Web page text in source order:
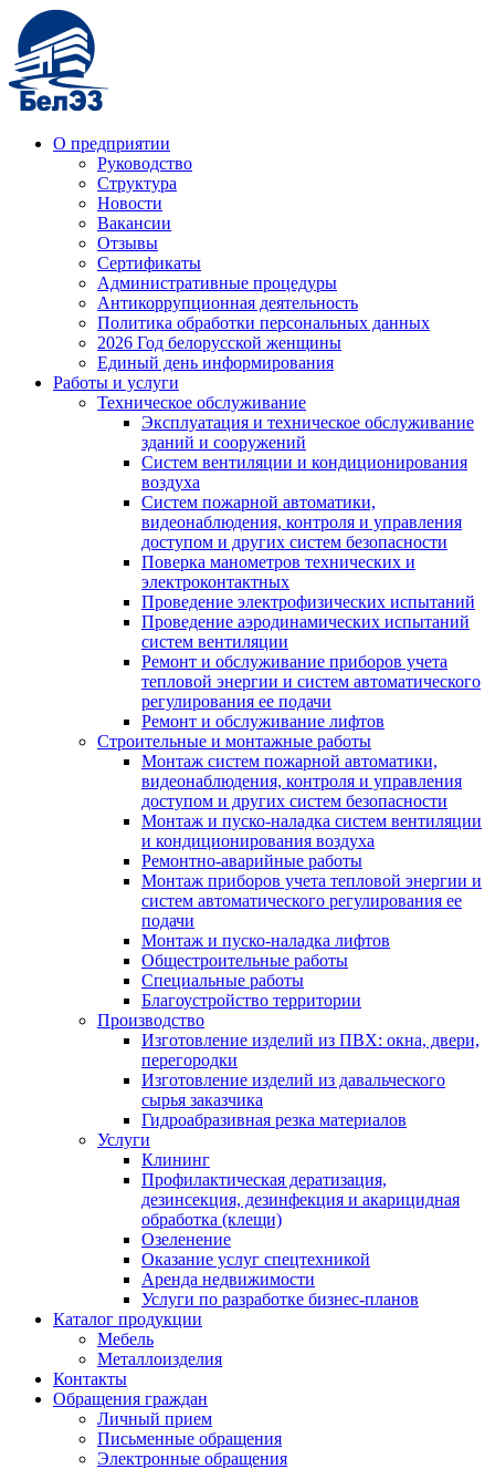
О предприятии
Руководство
Структура
Новости
Вакансии
Отзывы
Сертификаты
Административные процедуры
Антикоррупционная деятельность
Политика обработки персональных данных
2026 Год белорусской женщины
Единый день информирования
Работы и услуги
Техническое обслуживание
Эксплуатация и техническое обслуживание
зданий и сооружений
Систем вентиляции и кондиционирования
воздуха
Систем пожарной автоматики,
видеонаблюдения, контроля и управления
доступом и других систем безопасности
Поверка манометров технических и
электроконтактных
Проведение электрофизических испытаний
Проведение аэродинамических испытаний
систем вентиляции
Ремонт и обслуживание приборов учета
тепловой энергии и систем автоматического
регулирования ее подачи
Ремонт и обслуживание лифтов
Строительные и монтажные работы
Монтаж систем пожарной автоматики,
видеонаблюдения, контроля и управления
доступом и других систем безопасности
Монтаж и пуско-наладка систем вентиляции
и кондиционирования воздуха
Ремонтно-аварийные работы
Монтаж приборов учета тепловой энергии и
систем автоматического регулирования ее
подачи
Монтаж и пуско-наладка лифтов
Общестроительные работы
Специальные работы
Благоустройство территории
Производство
Изготовление изделий из ПВХ: окна, двери,
перегородки
Изготовление изделий из давальческого
сырья заказчика
Гидроабразивная резка материалов
Услуги
Клининг
Профилактическая дератизация,
дезинсекция, дезинфекция и акарицидная
обработка (клещи)
Озеленение
Оказание услуг спецтехникой
Аренда недвижимости
Услуги по разработке бизнес-планов
Каталог продукции
Мебель
Металлоизделия
Контакты
Обращения граждан
Личный прием
Письменные обращения
Электронные обращения